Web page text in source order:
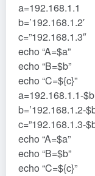
a=192.168.1.1
b=’192.168.1.2′
c=”192.168.1.3″
echo “A=$a”
echo “B=$b”
echo “C=${c}”
a=192.168.1.1-$b
b=’192.168.1.2-
c=”192.168.1.3-
echo “A=$a”
echo “B=$b”
echo “C=${c}”